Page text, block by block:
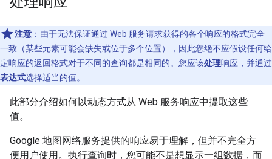
注意 ：由于无法保证通过 Web 服务请求获得的各个响应的格式完全
一致（某些元素可能会缺失或位于多个位置），因此您绝不应假设任何给
定响应的返回格式对于不同的查询都是相同的。您应该处理响应，并通过
表达式选择适当的值。
此部分介绍如何以动态方式从 Web 服务响应中提取这些
值。
Google 地图网络服务提供的响应易于理解，但并不完全方
便用户使用。执行查询时，您可能不是想显示一组数据，而